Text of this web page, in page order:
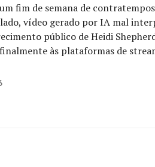
fim de semana de
vídeo gerado por IA mal
público de Heidi
às plataformas de
Novo single, «Blame It On